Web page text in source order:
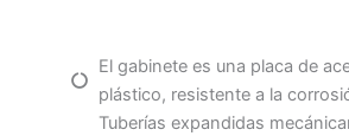
El gabinete es una placa de
plástico, resistente a la
Tuberías expandidas